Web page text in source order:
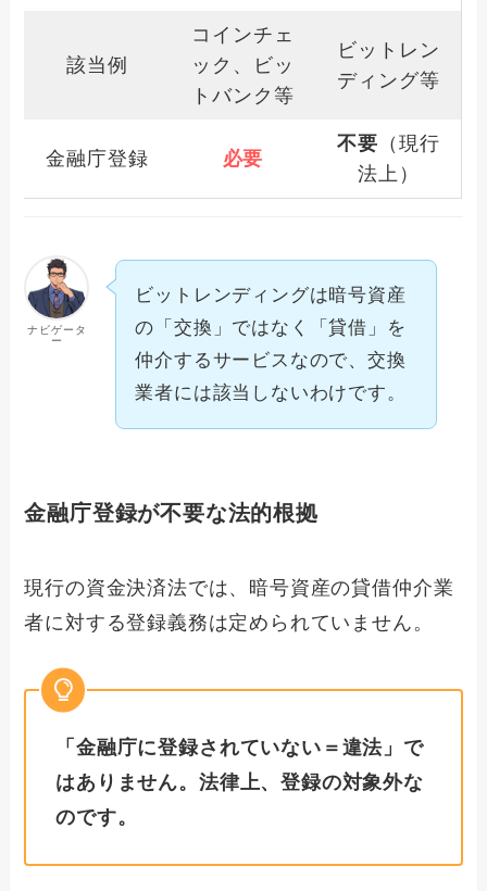
該当例
コインチェ
ック、ビッ
トバンク等
ビットレン
ディング等
金融庁登録 必要
不要 （現行
法上）
ナビゲータ
ー
ビットレンディングは暗号資産
の「交換」ではなく「貸借」を
仲介するサービスなので、交換
業者には該当しないわけです。
金融庁登録が不要な法的根拠
現行の資金決済法では、暗号資産の貸借仲介業
者に対する登録義務は定められていません。
「金融庁に登録されていない＝違法」で
はありません。法律上、登録の対象外な
のです。